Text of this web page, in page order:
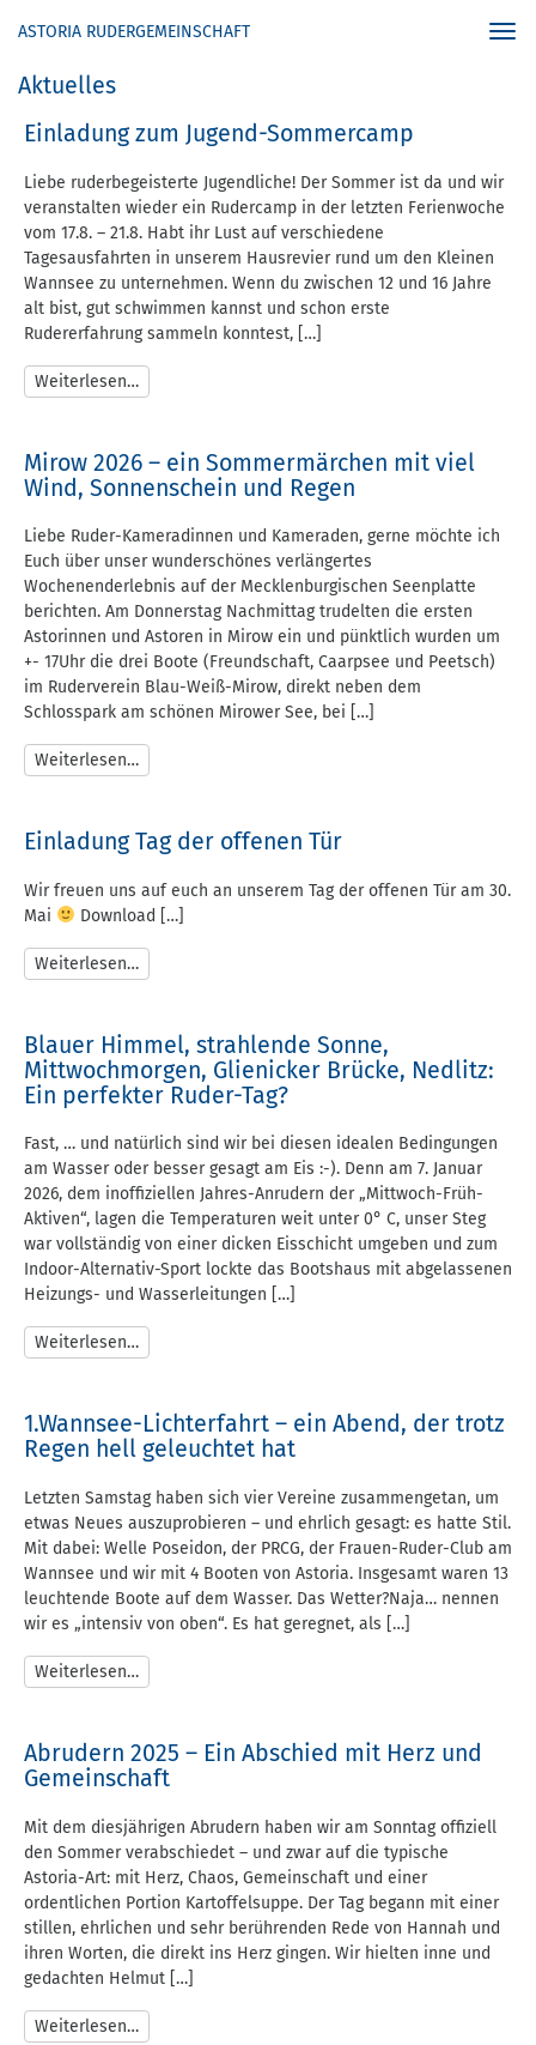
ASTORIA RUDERGEMEINSCHAFT
Aktuelles
Einladung zum Jugend-Sommercamp
Liebe ruderbegeisterte Jugendliche! Der Sommer ist da und wir
veranstalten wieder ein Rudercamp in der letzten Ferienwoche
vom 17.8. – 21.8. Habt ihr Lust auf verschiedene
Tagesausfahrten in unserem Hausrevier rund um den Kleinen
Wannsee zu unternehmen. Wenn du zwischen 12 und 16 Jahre
alt bist, gut schwimmen kannst und schon erste
Rudererfahrung sammeln konntest, […]
Weiterlesen…
Mirow 2026 – ein Sommermärchen mit viel
Wind, Sonnenschein und Regen
Liebe Ruder-Kameradinnen und Kameraden, gerne möchte ich
Euch über unser wunderschönes verlängertes
Wochenenderlebnis auf der Mecklenburgischen Seenplatte
berichten. Am Donnerstag Nachmittag trudelten die ersten
Astorinnen und Astoren in Mirow ein und pünktlich wurden um
+- 17Uhr die drei Boote (Freundschaft, Caarpsee und Peetsch)
im Ruderverein Blau-Weiß-Mirow, direkt neben dem
Schlosspark am schönen Mirower See, bei […]
Weiterlesen…
Einladung Tag der offenen Tür
Wir freuen uns auf euch an unserem Tag der offenen Tür am 30.
Mai
Download […]
Weiterlesen…
Blauer Himmel, strahlende Sonne,
Mittwochmorgen, Glienicker Brücke, Nedlitz:
Ein perfekter Ruder-Tag?
Fast, … und natürlich sind wir bei diesen idealen Bedingungen
am Wasser oder besser gesagt am Eis :-). Denn am 7. Januar
2026, dem inoffiziellen Jahres-Anrudern der „Mittwoch-Früh-
Aktiven“, lagen die Temperaturen weit unter 0° C, unser Steg
war vollständig von einer dicken Eisschicht umgeben und zum
Indoor-Alternativ-Sport lockte das Bootshaus mit abgelassenen
Heizungs- und Wasserleitungen […]
Weiterlesen…
1.Wannsee-Lichterfahrt – ein Abend, der trotz
Regen hell geleuchtet hat
Letzten Samstag haben sich vier Vereine zusammengetan, um
etwas Neues auszuprobieren – und ehrlich gesagt: es hatte Stil.
Mit dabei: Welle Poseidon, der PRCG, der Frauen-Ruder-Club am
Wannsee und wir mit 4 Booten von Astoria. Insgesamt waren 13
leuchtende Boote auf dem Wasser. Das Wetter?Naja… nennen
wir es „intensiv von oben“. Es hat geregnet, als […]
Weiterlesen…
Abrudern 2025 – Ein Abschied mit Herz und
Gemeinschaft
Mit dem diesjährigen Abrudern haben wir am Sonntag offiziell
den Sommer verabschiedet – und zwar auf die typische
Astoria-Art: mit Herz, Chaos, Gemeinschaft und einer
ordentlichen Portion Kartoffelsuppe. Der Tag begann mit einer
stillen, ehrlichen und sehr berührenden Rede von Hannah und
ihren Worten, die direkt ins Herz gingen. Wir hielten inne und
gedachten Helmut […]
Weiterlesen…